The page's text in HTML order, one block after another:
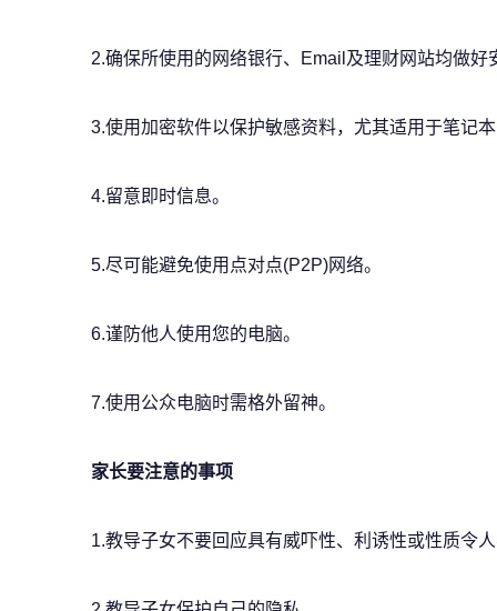
2.确保所使用的网络银行、Email及理财网站均做好
3.使用加密软件以保护敏感资料，尤其适用于笔记
4.留意即时信息。
5.尽可能避免使用点对点(P2P)网络。
6.谨防他人使用您的电脑。
7.使用公众电脑时需格外留神。
家长要注意的事项
1.教导子女不要回应具有威吓性、利诱性或性质令